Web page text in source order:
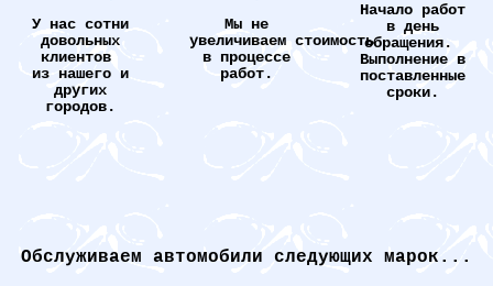
У нас сотни
довольных
клиентов
из нашего и
других
городов.
Мы не
увеличиваем стоимость
в процессе
работ.
Начало работ
в день
обращения.
Выполнение в
поставленные
сроки.
Обслуживаем автомобили следующих марок...